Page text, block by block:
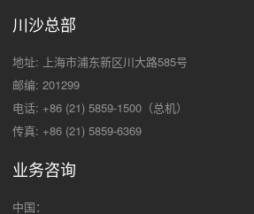
川沙总部
地址: 上海市浦东新区川大路585号
邮编: 201299
电话: +86 (21) 5859-1500（总机）
传真: +86 (21) 5859-6369
业务咨询
中国：